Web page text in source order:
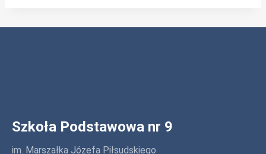
Szkoła Podstawowa nr 9
im. Marszałka Józefa Piłsudskiego